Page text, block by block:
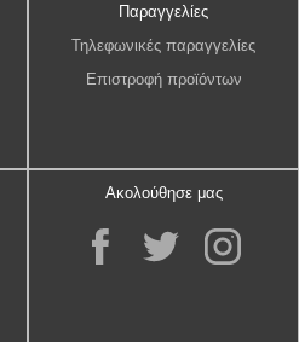
Παραγγελίες
Τηλεφωνικές παραγγελίες
Επιστροφή προϊόντων
Ακολούθησε μας